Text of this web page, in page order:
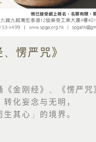
愣严咒》
金刚经》、《愣严咒
化妄念与无明，
其心」的境界。